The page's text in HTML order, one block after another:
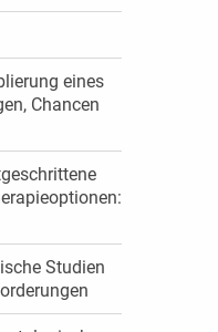
eines
Chancen
Studien